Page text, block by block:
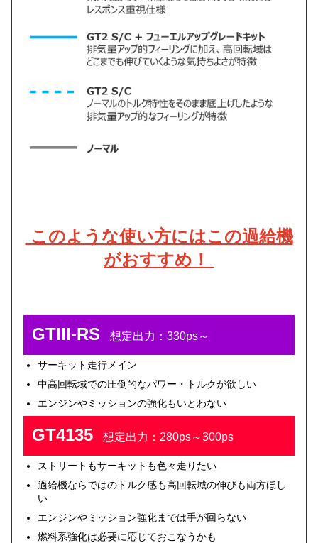
このような使い方にはこの過給機
がおすすめ！
GTIII-RS 想定出力：330ps～
サーキット走行メイン
中高回転域での圧倒的なパワー・トルクが欲しい
エンジンやミッションの強化もいとわない
GT4135 想定出力：280ps～300ps
ストリートもサーキットも色々走りたい
過給機ならではのトルク感も高回転域の伸びも両方ほし
い
エンジンやミッション強化までは手が回らない
燃料系強化は必要に応じておこなうかも